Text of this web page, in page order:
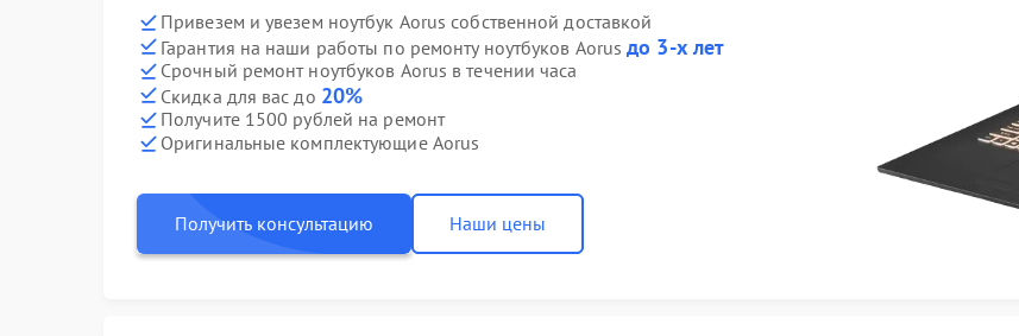
Привезем и увезем ноутбук Aorus собственной доставкой
Гарантия на наши работы по ремонту ноутбуков Aorusдо 3-х лет
Срочный ремонт ноутбуков Aorus в течении часа
Скидка для вас до 20%
Получите 1500 рублей на ремонт
Оригинальные комплектующие Aorus
Получить консультацию Наши цены